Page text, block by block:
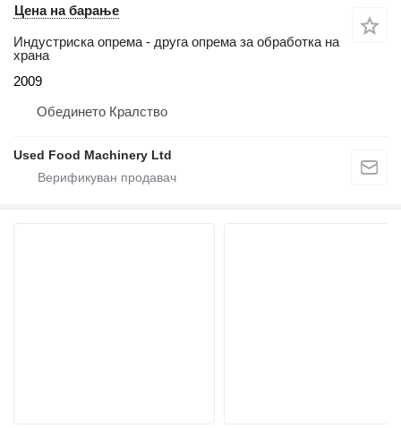
Цена на барање
Индустриска опрема - друга опрема за обработка на
храна
2009
Обединето Кралство
Used Food Machinery Ltd